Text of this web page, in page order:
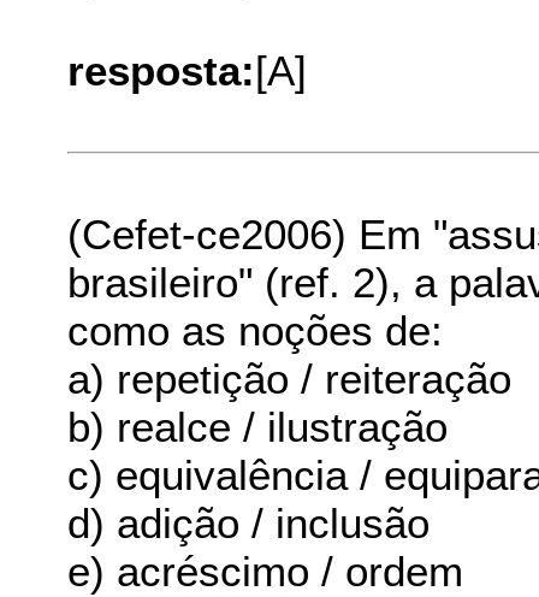
resposta:[A]
(Cefet-ce2006) Em
brasileiro" (ref. 2), a
como as noções de:
a) repetição / reiteração
b) realce / ilustração
c) equivalência /
d) adição / inclusão
e) acréscimo / ordem